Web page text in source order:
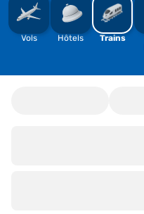
Vols Hôtels Trains